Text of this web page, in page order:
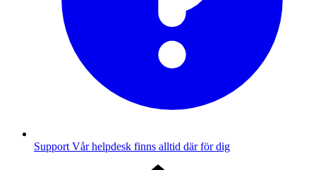
Support Vår helpdesk finns alltid där för dig